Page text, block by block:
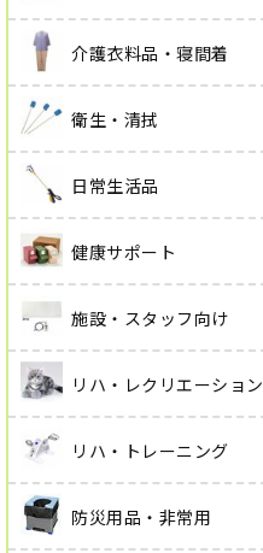
介護衣料品・寝間着
衛生・清拭
日常生活品
健康サポート
施設・スタッフ向け
リハ・レクリエーション
リハ・トレーニング
防災用品・非常用